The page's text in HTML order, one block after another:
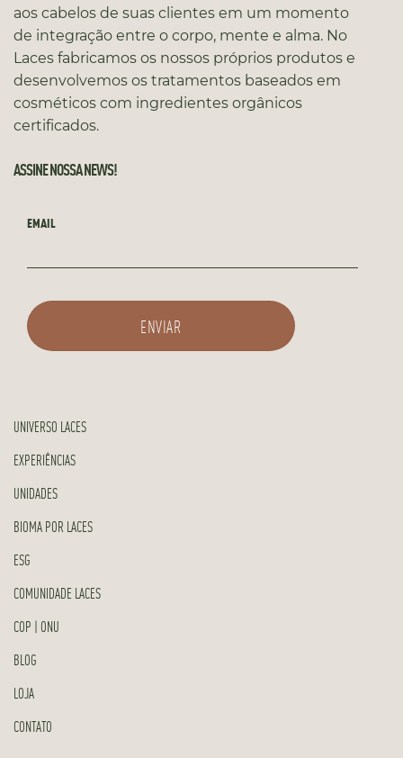
aos cabelos de suas clientes em um momento
de integração entre o corpo, mente e alma. No
Laces fabricamos os nossos próprios produtos e
desenvolvemos os tratamentos baseados em
cosméticos com ingredientes orgânicos
certificados.
ASSINE NOSSA NEWS!
EMAIL
UNIVERSO LACES
EXPERIÊNCIAS
UNIDADES
BIOMA POR LACES
ESG
COMUNIDADE LACES
COP | ONU
BLOG
LOJA
CONTATO